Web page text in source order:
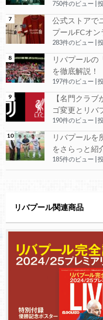
750件のビュー
公式ストアで
プールFCオ
283件のビュー
リバプール
を徹底解説！
197件のビュー
【名門クラ
ゴ変更とリバ
190件のビュー
リバプールを
をさらっと紹
185件のビュー
リバプール関連商品